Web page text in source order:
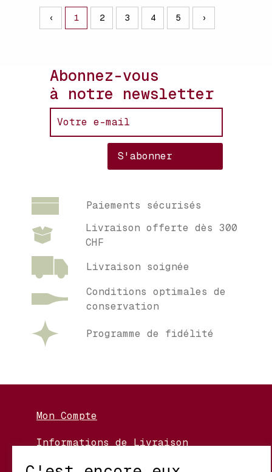
‹ 1 2 3 4 5 ›
Abonnez-vous
à notre newsletter
Paiements sécurisés
Livraison offerte dès 300
CHF
Livraison soignée
Conditions optimales de
conservation
Programme de fidélité
Mon Compte
Informations de Livraison